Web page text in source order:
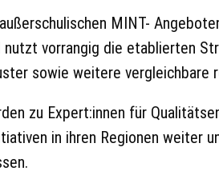
MINT-
vorrangig die etablierten
sowie weitere
zu Expert:innen für
in ihren Regionen